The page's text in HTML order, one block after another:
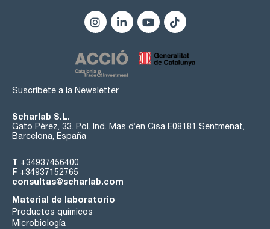
Suscríbete a la Newsletter
Scharlab S.L.
Gato Pérez, 33. Pol. Ind. Mas d’en Cisa E08181 Sentmenat,
Barcelona, España
T +34937456400
F +34937152765
consultas@scharlab.com
Material de laboratorio
Productos químicos
Microbiología